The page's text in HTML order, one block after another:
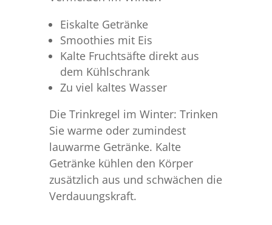
Eiskalte Getränke
Smoothies mit Eis
Kalte Fruchtsäfte direkt aus
dem Kühlschrank
Zu viel kaltes Wasser
Die Trinkregel im Winter: Trinken
Sie warme oder zumindest
lauwarme Getränke. Kalte
Getränke kühlen den Körper
zusätzlich aus und schwächen die
Verdauungskraft.